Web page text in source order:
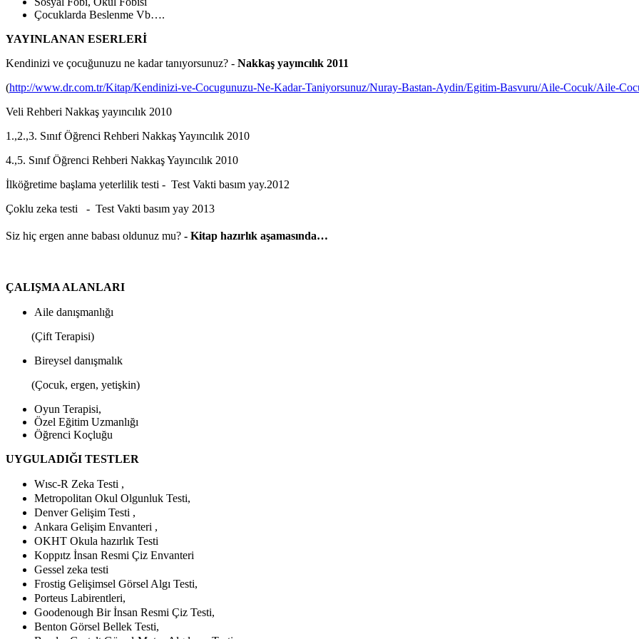
Çocuklarda Beslenme Vb….
YAYINLANAN ESERLERİ
Kendinizi ve çocuğunuzu ne kadar tanıyorsunuz? - Nakkaş yayıncılık 2011
(http://www.dr.com.tr/Kitap/Kendinizi-ve-Cocugunuzu-Ne-Kadar-Taniyorsunuz/Nuray-Bastan-Aydin/Egitim-Basvuru/Aile-Cocuk/Aile-
Veli Rehberi Nakkaş yayıncılık 2010
1.,2.,3. Sınıf Öğrenci Rehberi Nakkaş Yayıncılık 2010
4.,5. Sınıf Öğrenci Rehberi Nakkaş Yayıncılık 2010
İlköğretime başlama yeterlilik testi - Test Vakti basım yay.2012
Çoklu zeka testi - Test Vakti basım yay 2013
Siz hiç ergen anne babası oldunuz mu? - Kitap hazırlık aşamasında…
ÇALIŞMA ALANLARI
Aile danışmanlığı
(Çift Terapisi)
Bireysel danışmalık
(Çocuk, ergen, yetişkin)
Oyun Terapisi,
Özel Eğitim Uzmanlığı
Öğrenci Koçluğu
UYGULADIĞI TESTLER
Wısc-R Zeka Testi ,
Metropolitan Okul Olgunluk Testi,
Denver Gelişim Testi ,
Ankara Gelişim Envanteri ,
OKHT Okula hazırlık Testi
Koppıtz İnsan Resmi Çiz Envanteri
Gessel zeka testi
Frostig Gelişimsel Görsel Algı Testi,
Porteus Labirentleri,
Goodenough Bir İnsan Resmi Çiz Testi,
Benton Görsel Bellek Testi,